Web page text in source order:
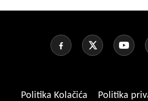
Politika Kolačića Politika